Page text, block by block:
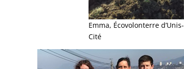
Emma, Écovolonterre d’Unis-
Cité